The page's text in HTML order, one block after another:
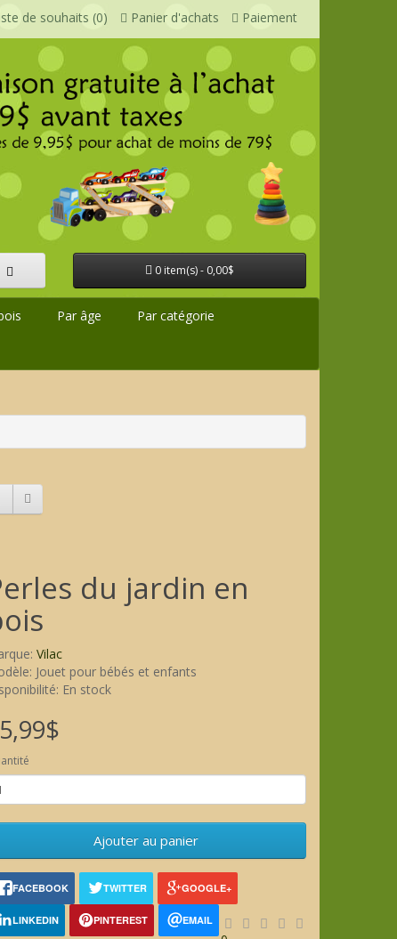
de souhaits (0) Panier d'achats Paiement
0 item(s) - 0,00$
Par âge Par catégorie
du jardin en
Vilac
Jouet pour bébés et enfants
En stock
Ajouter au panier
FACEBOOK TWITTER GOOGLE+
LINKEDIN PINTEREST EMAIL